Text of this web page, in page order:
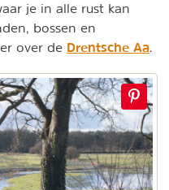
je in alle rust kan
bossen en
over de Drentsche Aa